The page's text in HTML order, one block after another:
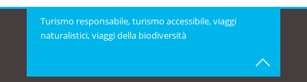
Turismo responsabile, turismo accessibile, viaggi
naturalistici, viaggi della biodiversità